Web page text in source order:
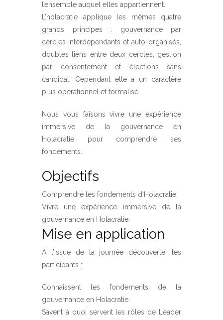
l’ensemble auquel elles appartiennent.
L’holacratie applique les mêmes quatre
grands principes : gouvernance par
cercles interdépendants et auto-organisés,
doubles liens entre deux cercles, gestion
par consentement et élections sans
candidat. Cependant elle a un caractère
plus opérationnel et formalisé.
Nous vous faisons vivre une expérience
immersive de la gouvernance en
Holacratie pour comprendre ses
fondements.
Objectifs
Comprendre les fondements d’Holacratie.
Vivre une expérience immersive de la
gouvernance en Holacratie.
Mise en application
À l’issue de la journée découverte, les
participants :
Connaissent les fondements de la
gouvernance en Holacratie.
Savent à quoi servent les rôles de Leader